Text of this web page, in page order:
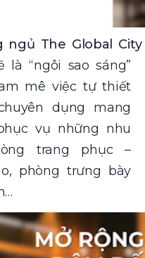
ngủ The Global City
“ngôi sao sáng”
mê việc tự thiết
dụng mang
vụ những nhu
trang phục –
phòng trưng bày